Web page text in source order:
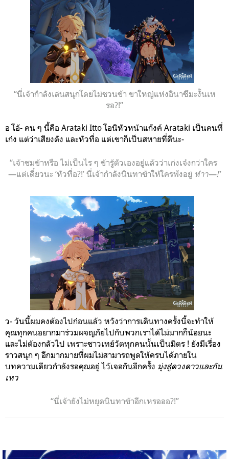
“นี่เจ้ากำลังเล่นสนุกโดยไม่ชวนข้า ขาใหญ่แห่งอินาซึมะงั้นเห
รอ?!”
อ โอ้- คน ๆ นี้คือ Arataki Itto โอนิหัวหน้าแก๊งค์ Arataki เป็นคนที่
เก่ง แต่ว่าเสียงดัง และหัวทื่อ แต่เขาก็เป็นสหายที่ดีนะ-
“เจ้าชมข้าหรือ ไม่เป็นไร ๆ ข้ารู้ตัวเองอยู่แล้วว่าเก่งเจ๋งกว่าใคร
—แต่เดี๋ยวนะ ‘หัวทื่อ?!’ นี่เจ้ากำลังนินทาข้าให้ใครฟังอยู่ ห๋าา—!”
ว- วันนี้ผมคงต้องไปก่อนแล้ว หวังว่าการเดินทางครั้งนี้จะทำให้
คุณทุกคนอยากมาร่วมผจญภัยไปกับพวกเราได้ไม่มากก็น้อยนะ
และไม่ต้องกลัวไป เพราะชาวเทย์วัตทุกคนนั้นเป็นมิตร ! ยังมีเรื่อง
ราวสนุก ๆ อีกมากมายที่ผมไม่สามารถพูดให้ครบได้ภายใน
บทความเดียวกำลังรอคุณอยู่ ไว้เจอกันอีกครั้ง มุ่งสู่ดวงดาวและก้น
เหว
“นี่เจ้ายังไม่หยุดนินทาข้าอีกเหรอออ?!”